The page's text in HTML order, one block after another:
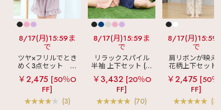
8/17(月)15:59ま
で
ツヤ×フリルでとき
めく3点セット
シ
ルキー ショートパ
ンツ 3点セット
￥2,475 [50％O
FF]
(3)
8/17(月)15:59ま
で
リラックスパイル
半袖 上下セット (男
女兼用サイズ)
￥3,432 [20％O
FF]
(70)
8/17(月)15:59
で
肩リボンが映え
花柄上下セット
メニーフラワー
ングパンツ 上下
ット
￥2,475 [50
FF]
(3)